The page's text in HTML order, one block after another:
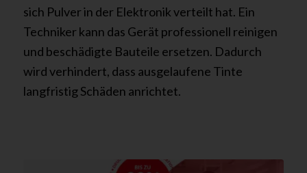
sich Pulver in der Elektronik verteilt hat. Ein
Techniker kann das Gerät professionell reinigen
und beschädigte Bauteile ersetzen. Dadurch
wird verhindert, dass ausgelaufene Tinte
langfristig Schäden anrichtet.